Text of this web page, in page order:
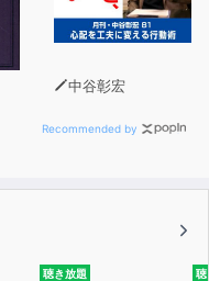
中谷彰宏
Recommended by
聴き放題 聴